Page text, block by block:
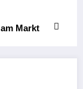
Markt